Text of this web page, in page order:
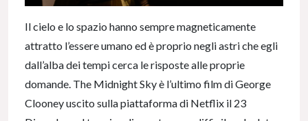
Il cielo e lo spazio hanno sempre magneticamente
attratto l’essere umano ed è proprio negli astri che egli
dall’alba dei tempi cerca le risposte alle proprie
domande. The Midnight Sky è l’ultimo film di George
Clooney uscito sulla piattaforma di Netflix il 23